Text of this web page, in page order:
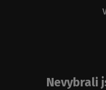
Nevybrali